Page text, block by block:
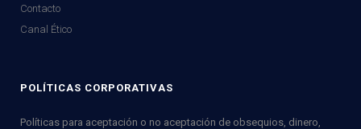
Contacto
Canal Ético
POLÍTICAS CORPORATIVAS
Políticas para aceptación o no aceptación de obsequios, dinero,